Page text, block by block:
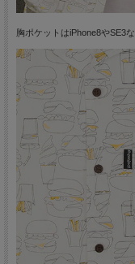
胸ポケットはiPhone8やSE3